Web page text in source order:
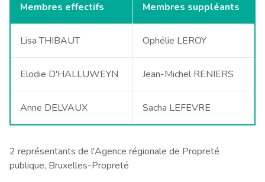
Membres effectifs Membres suppléants
Lisa THIBAUT Ophélie LEROY
Elodie D'HALLUWEYN Jean-Michel RENIERS
Anne DELVAUX Sacha LEFEVRE
2 représentants de l'Agence régionale de Propreté
publique, Bruxelles-Propreté